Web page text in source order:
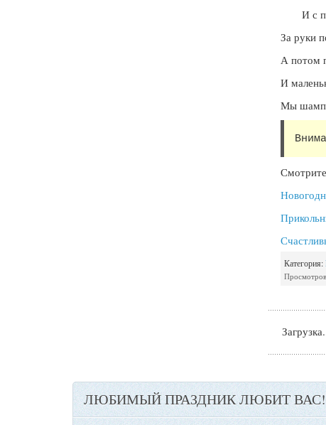
И с
За руки
А потом
И
Мы
Категория:
ЛЮБИМЫЙ ПРАЗДНИК ЛЮБИТ ВАС!